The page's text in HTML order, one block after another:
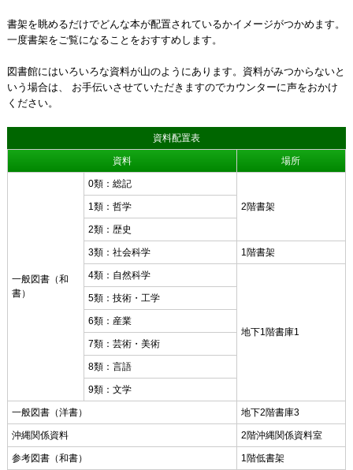
書架を眺めるだけでどんな本が配置されているかイメージがつかめます。
一度書架をご覧になることをおすすめします。
図書館にはいろいろな資料が山のようにあります。資料がみつからないと
いう場合は、 お手伝いさせていただきますのでカウンターに声をおかけ
ください。
資料配置表
資料 場所
一般図書（和
書）
0類：総記
2階書架
1類：哲学
2類：歴史
3類：社会科学 1階書架
4類：自然科学
地下1階書庫1
5類：技術・工学
6類：産業
7類：芸術・美術
8類：言語
9類：文学
一般図書（洋書） 地下2階書庫3
沖縄関係資料 2階沖縄関係資料室
参考図書（和書） 1階低書架